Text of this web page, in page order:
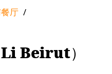
厅 /
Beirut）